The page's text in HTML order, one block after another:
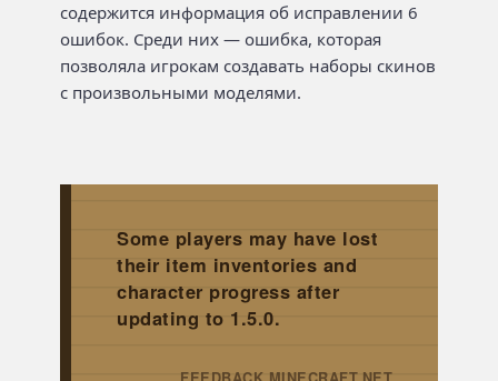
содержится информация об исправлении 6
ошибок. Среди них — ошибка, которая
позволяла игрокам создавать наборы скинов
с произвольными моделями.
Some players may have lost
their item inventories and
character progress after
updating to 1.5.0.